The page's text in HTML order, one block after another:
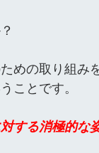
めの取り組み
ことです。
する消極的な